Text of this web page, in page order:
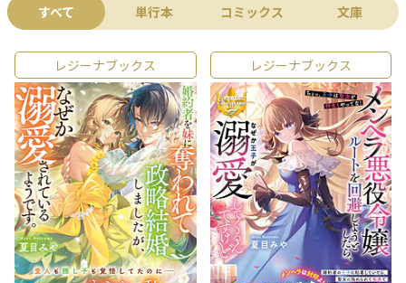
すべて 単行本 コミックス 文庫
レジーナブックス レジーナブックス